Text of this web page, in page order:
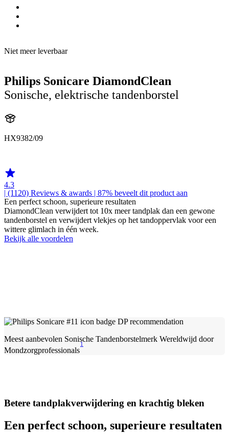
Niet meer leverbaar
Philips Sonicare DiamondClean
Sonische, elektrische tandenborstel
HX9382/09
4.3
| (1120) Reviews & awards | 87% beveelt dit product aan
Een perfect schoon, superieure resultaten
DiamondClean verwijdert tot 10x meer tandplak dan een gewone
tandenborstel en verwijdert vlekjes op het tandoppervlak voor een
wittere glimlach in één week.
Bekijk alle voordelen
Meest aanbevolen Sonische Tandenborstelmerk Wereldwijd door
Mondzorgprofessionals
1
Betere tandplakverwijdering en krachtig bleken
Een perfect schoon, superieure resultaten